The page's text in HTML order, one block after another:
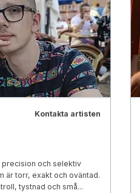
Kontakta artisten
precision och selektiv
är torr, exakt och oväntad.
tystnad och små...